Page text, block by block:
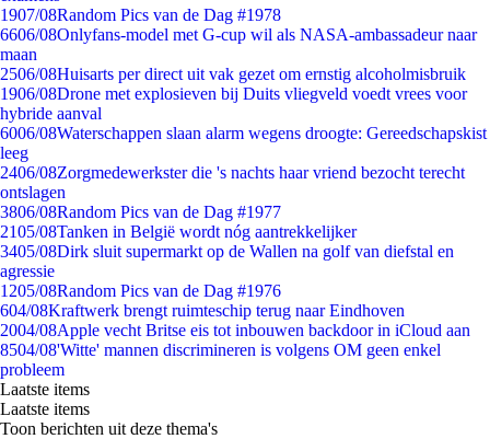
1907/08Random Pics van de Dag #1978
6606/08Onlyfans-model met G-cup wil als NASA-ambassadeur naar
maan
2506/08Huisarts per direct uit vak gezet om ernstig alcoholmisbruik
1906/08Drone met explosieven bij Duits vliegveld voedt vrees voor
hybride aanval
6006/08Waterschappen slaan alarm wegens droogte: Gereedschapskist
leeg
2406/08Zorgmedewerkster die 's nachts haar vriend bezocht terecht
ontslagen
3806/08Random Pics van de Dag #1977
2105/08Tanken in België wordt nóg aantrekkelijker
3405/08Dirk sluit supermarkt op de Wallen na golf van diefstal en
agressie
1205/08Random Pics van de Dag #1976
604/08Kraftwerk brengt ruimteschip terug naar Eindhoven
2004/08Apple vecht Britse eis tot inbouwen backdoor in iCloud aan
8504/08'Witte' mannen discrimineren is volgens OM geen enkel
probleem
Laatste items
Laatste items
Toon berichten uit deze thema's